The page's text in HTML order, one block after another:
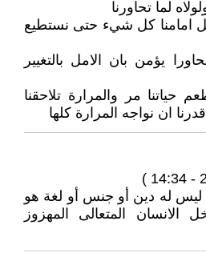
لما تحاورنا
قل امامنا كل شيء حتى نستطيع
يؤمن بان الامل بالتغيير
مر والمرارة تلاحقنا
ان نواجه المرارة كلها
ليس له دين أو جنس أو لغة هو
المتعالى المهزوز